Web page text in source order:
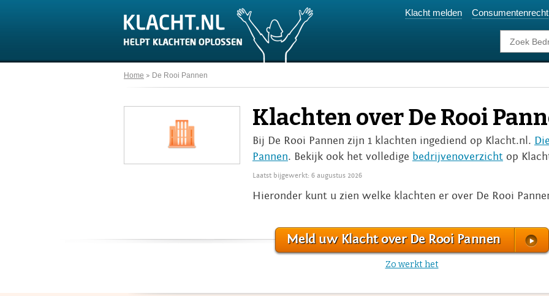
Klacht melden Consumentenrecht
Home De Rooi Pannen
Klachten over De Rooi
Bij De Rooi Pannen zijn 1 klachten ingediend op Klacht.nl.
Pannen. Bekijk ook het volledige bedrijvenoverzicht op
Laatst bijgewerkt: 6 augustus 2026
Hieronder kunt u zien welke klachten er over De Rooi
Meld uw Klacht over De Rooi Pannen
Zo werkt het